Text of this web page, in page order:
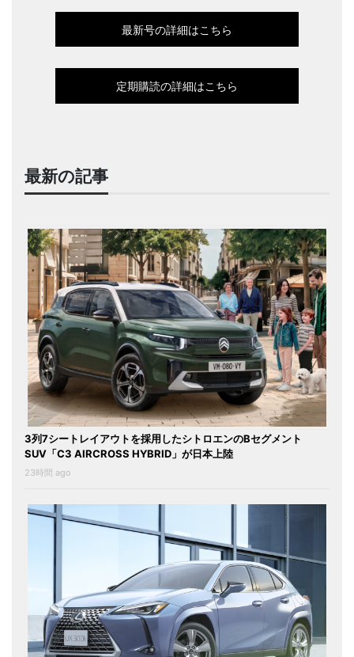
最新号の詳細はこちら
定期購読の詳細はこちら
最新の記事
3列7シートレイアウトを採用したシトロエンのBセグメント
SUV「C3 AIRCROSS HYBRID」が日本上陸
23時間 ago